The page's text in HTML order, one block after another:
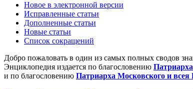
Новое в электронной версии
Исправленные статьи
Дополненные статьи
Новые статьи
Список сокращений
Добро пожаловать в один из самых полных сводов
Энциклопедия издается по благословению
и по благословению Патриарха Московского и